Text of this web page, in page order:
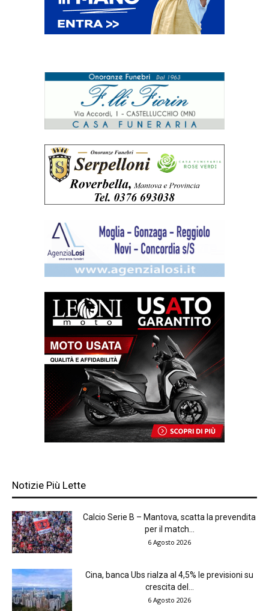
Notizie Più Lette
Calcio Serie B – Mantova, scatta la prevendita
per il match...
6 Agosto 2026
Cina, banca Ubs rialza al 4,5% le previsioni su
crescita del...
6 Agosto 2026